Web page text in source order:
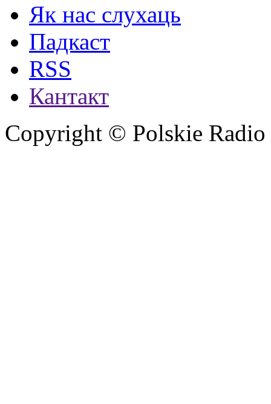
Як нас слухаць
Падкаст
RSS
Кантакт
Copyright © Polskie